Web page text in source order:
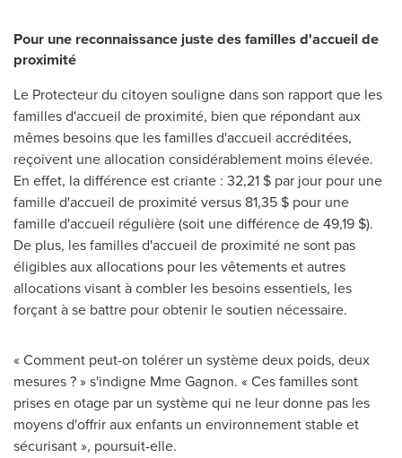
Pour une reconnaissance juste des familles d'accueil de
proximité
Le Protecteur du citoyen souligne dans son rapport que les
familles d'accueil de proximité, bien que répondant aux
mêmes besoins que les familles d'accueil accréditées,
reçoivent une allocation considérablement moins élevée.
En effet, la différence est criante : 32,21 $ par jour pour une
famille d'accueil de proximité versus 81,35 $ pour une
famille d'accueil régulière (soit une différence de 49,19 $).
De plus, les familles d'accueil de proximité ne sont pas
éligibles aux allocations pour les vêtements et autres
allocations visant à combler les besoins essentiels, les
forçant à se battre pour obtenir le soutien nécessaire.
« Comment peut-on tolérer un système deux poids, deux
mesures ? » s'indigne Mme Gagnon. « Ces familles sont
prises en otage par un système qui ne leur donne pas les
moyens d'offrir aux enfants un environnement stable et
sécurisant », poursuit-elle.